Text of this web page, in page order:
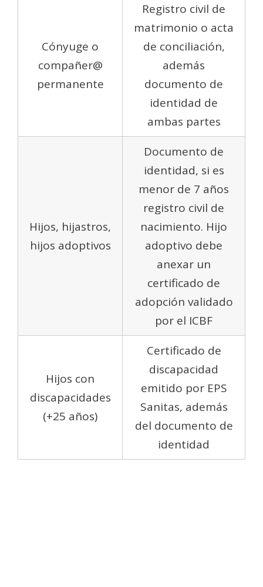
Cónyuge o
compañer@
permanente
Registro civil de
matrimonio o acta
de conciliación,
además
documento de
identidad de
ambas partes
Hijos, hijastros,
hijos adoptivos
Documento de
identidad, si es
menor de 7 años
registro civil de
nacimiento. Hijo
adoptivo debe
anexar un
certificado de
adopción validado
por el ICBF
Hijos con
discapacidades
(+25 años)
Certificado de
discapacidad
emitido por EPS
Sanitas, además
del documento de
identidad